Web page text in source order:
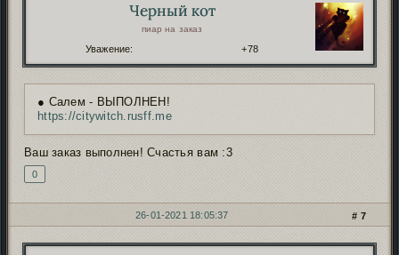
Черный кот
пиар на заказ
Уважение: +78
● Салем - ВЫПОЛНЕН!
https://citywitch.rusff.me
Ваш заказ выполнен! Счастья вам :3
0
7
26-01-2021 18:05:37